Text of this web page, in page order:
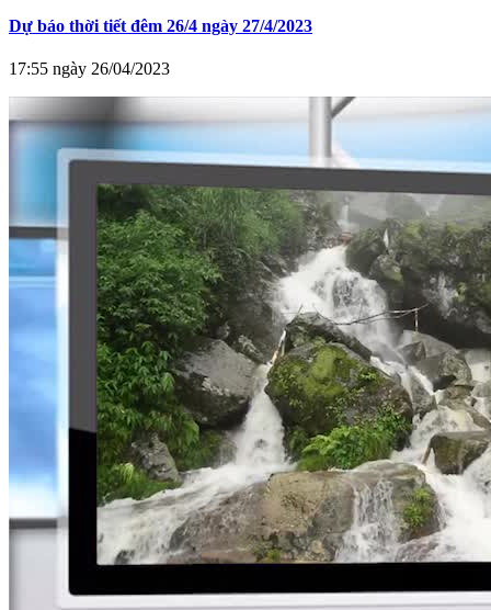
Dự báo thời tiết đêm 26/4 ngày 27/4/2023
17:55 ngày 26/04/2023